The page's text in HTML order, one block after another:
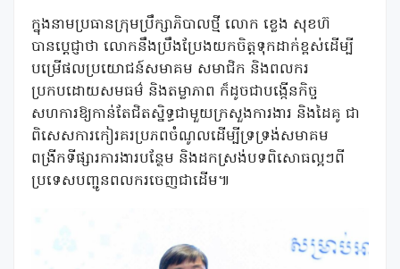
ក្នុងនាមប្រធានក្រុមប្រឹក្សាភិបាលថ្មី លោក ខ្លេង សុខហ៊
បានប្តេជ្ញាថា លោកនឹងប្រឹងប្រែងយកចិត្តទុកដាក់ខ្ពស់ដើម្បី
បម្រើផលប្រយោជន៍សមាគម សមាជិក និងពលករ
ប្រកបដោយសមធម៌ និងតម្លាភាព ក៏ដូចជាបង្កើនកិច្ច
សហការឱ្យកាន់តែជិតស្និទ្ធជាមួយក្រសួងការងារ និងដៃគូ ជា
ពិសេសការកៀរគរប្រភពចំណូលដើម្បីទ្រទ្រង់សមាគម
ពង្រីកទីផ្សារការងារបន្ថែម និងដកស្រង់បទពិសោធល្អៗពី
ប្រទេសបញ្ជូនពលករចេញជាដើម៕